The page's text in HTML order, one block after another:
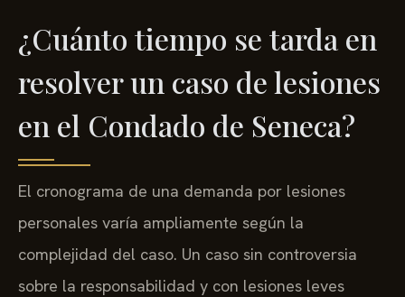
¿Cuánto tiempo se tarda en
resolver un caso de lesiones
en el Condado de Seneca?
El cronograma de una demanda por lesiones
personales varía ampliamente según la
complejidad del caso. Un caso sin controversia
sobre la responsabilidad y con lesiones leves